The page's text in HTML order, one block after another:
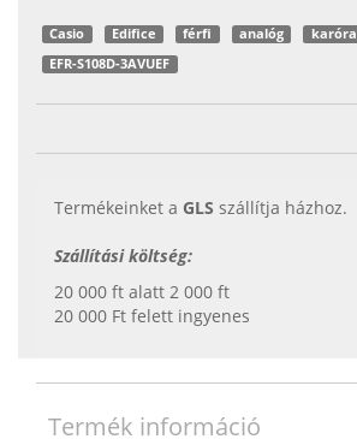
Casio Edifice férfi analóg
karóra
EFR-S108D-3AVUEF
Termékeinket a GLS szállítja házhoz.
Szállítási költség:
20 000 ft alatt 2 000 ft
20 000 Ft felett ingyenes
Termék információ